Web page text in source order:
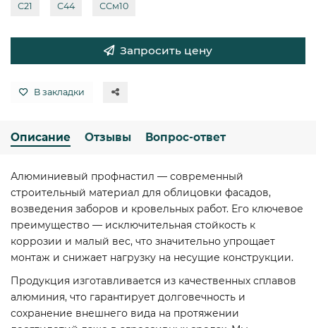
С21 С44 ССм10
Запросить цену
В закладки
Описание Отзывы Вопрос-ответ
Алюминиевый профнастил — современный
строительный материал для облицовки фасадов,
возведения заборов и кровельных работ. Его ключевое
преимущество — исключительная стойкость к
коррозии и малый вес, что значительно упрощает
монтаж и снижает нагрузку на несущие конструкции.
Продукция изготавливается из качественных сплавов
алюминия, что гарантирует долговечность и
сохранение внешнего вида на протяжении